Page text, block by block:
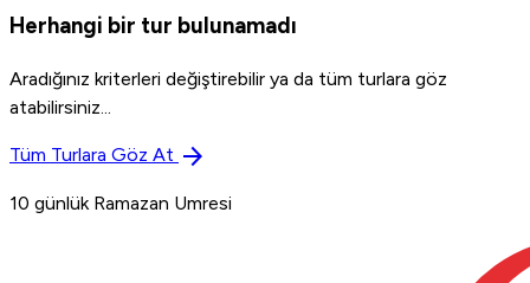
Herhangi bir tur bulunamadı
Aradığınız kriterleri değiştirebilir ya da tüm turlara göz
atabilirsiniz...
Tüm Turlara Göz At arrow_forward
10 günlük Ramazan Umresi